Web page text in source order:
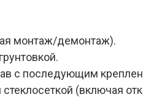
монтаж/демонтаж).
с последующим
(включая